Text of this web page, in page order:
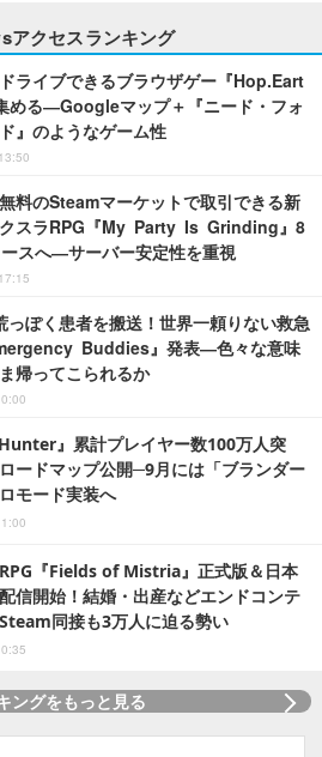
アクセスランキング
ライブできるブラウザゲー『Hop.Eart
める―Googleマップ＋『ニード・フォ
』のようなゲーム性
料のSteamマーケットで取引できる新
クスラRPG『My Party Is Grinding』8
ースへ―サーバー安定性を重視
っぽく患者を搬送！世界一頼りない救急
Buddies』発表―色々な意味
帰ってこられるか
』累計プレイヤー数100万人突
ードマップ公開─9月には「ブランダー
モード実装へ
『Fields of Mistria』正式版＆日本
信開始！結婚・出産などエンドコンテ
同接も3万人に迫る勢い
ングをもっと見る